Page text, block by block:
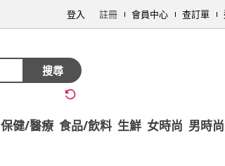
登入 註冊 會員中心 查訂單
搜尋
保健/醫療 食品/飲料 生鮮 女時尚 男時尚